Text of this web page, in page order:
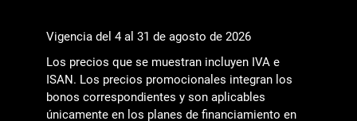
Vigencia del 4 al 31 de agosto de 2026
Los precios que se muestran incluyen IVA e
ISAN. Los precios promocionales integran los
bonos correspondientes y son aplicables
únicamente en los planes de financiamiento en